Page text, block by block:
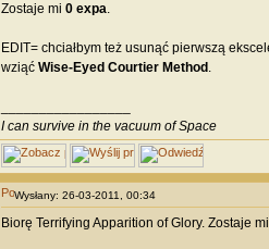
Zostaje mi 0 expa.
EDIT= chciałbym też usunąć pierwszą
wziąć Wise-Eyed Courtier Method .
I can survive in the vacuum of Space
Wysłany: 26-03-2011, 00:34
Biorę Terrifying Apparition of Glory. Zostaje